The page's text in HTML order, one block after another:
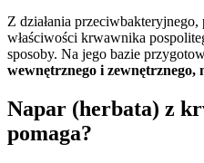
Z działania
właściwości krwawnika
sposoby. Na jego bazie
wewnętrznego i zewnętrznego,
Napar (herbata) z
pomaga?